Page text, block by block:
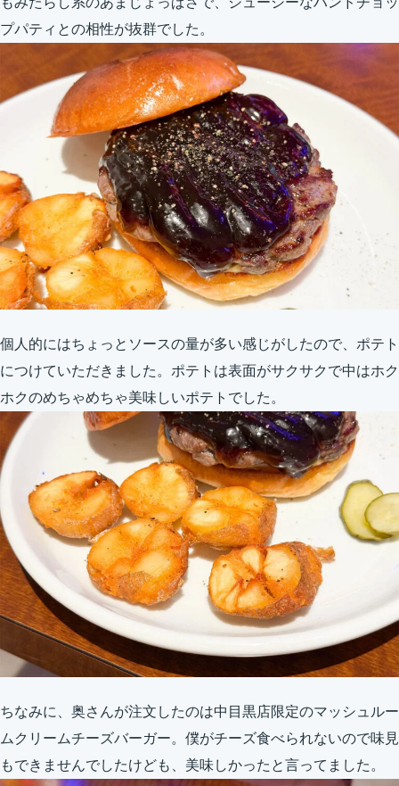
プパティとの相性が抜群でした。
個人的にはちょっとソースの量が多い感じがしたので、ポテト
につけていただきました。ポテトは表面がサクサクで中はホク
ホクのめちゃめちゃ美味しいポテトでした。
ちなみに、奥さんが注文したのは中目黒店限定のマッシュルー
ムクリームチーズバーガー。僕がチーズ食べられないので味見
もできませんでしたけども、美味しかったと言ってました。